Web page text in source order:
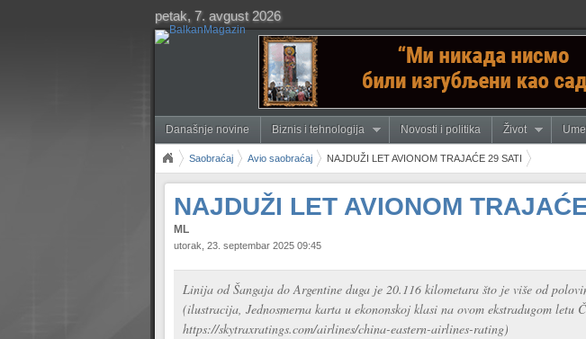
petak, 7. avgust 2026
Današnje novine Biznis i tehnologija Novosti i politika Život
Saobraćaj Avio saobraćaj NAJDUŽI LET AVIONOM TRAJAĆE 29 SATI
NAJDUŽI LET AVIONOM
ML
utorak, 23. septembar 2025 09:45
Linija od Šangaja do Argentine duga je 20.116 kilometara što je više od
(ilustracija, Jednosmerna karta u ekononskoj klasi na ovom ekstradugom
https://skytraxratings.com/airlines/china-eastern-airlines-rating)